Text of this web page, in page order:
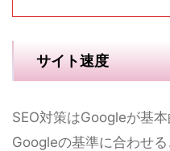
サイト速度
SEO対策はGoogleが基
Googleの基準に合わせる